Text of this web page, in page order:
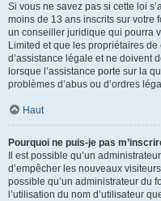
Si vous ne savez pas si cette loi
moins de 13 ans inscrits sur votre
un conseiller juridique qui pourra
Limited et que les propriétaires
d’assistance légale et ne doivent
lorsque l’assistance porte sur la
problèmes d’abus ou d’ordres
Haut
Pourquoi ne puis-je pas
Il est possible qu’un
d’empêcher les nouveaux
possible qu’un administrateur du
l’utilisation du nom d’utilisateur